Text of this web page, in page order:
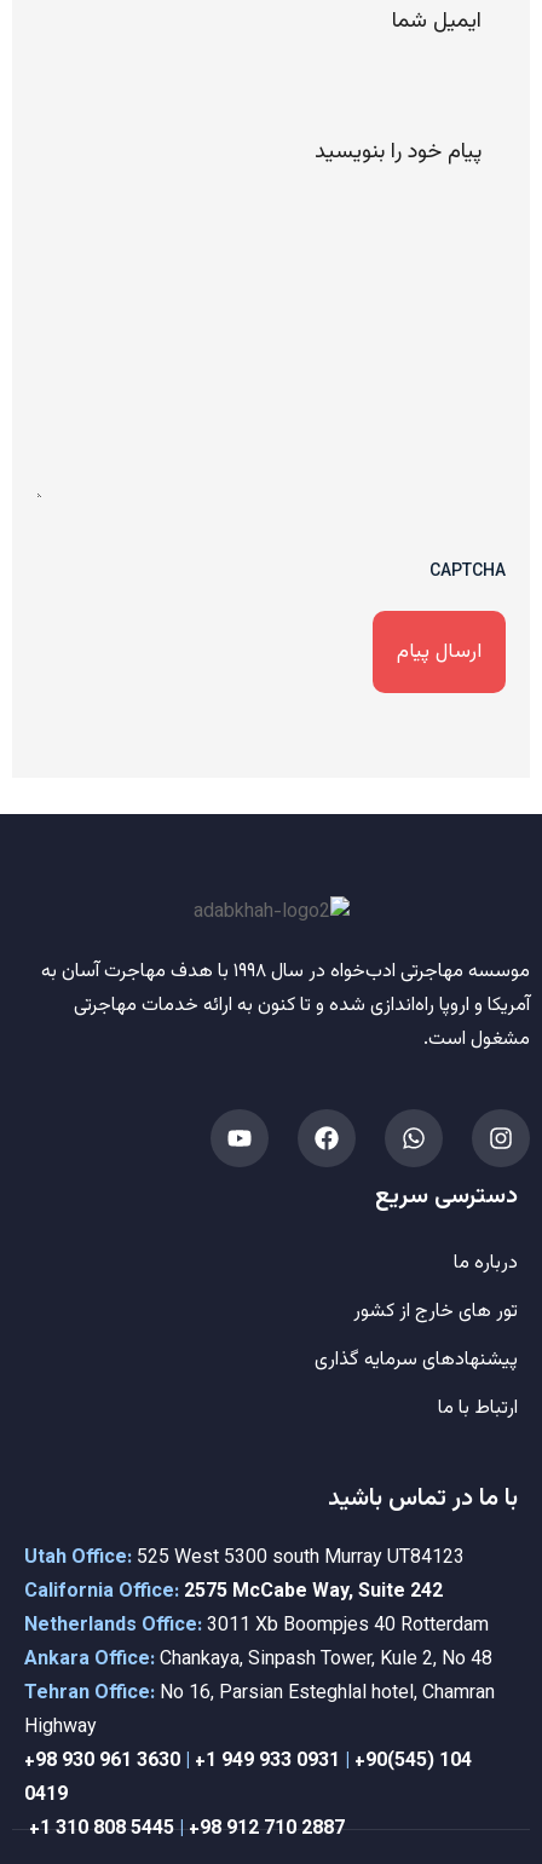
خود را
لطفا
CAPTCHA
موسسه مهاجرتی ادب‌خواه در سال
با هدف مهاجرت آسان به
آمریکا و اروپا راه‌اندازی شده و تا کنون به ارائه خدمات مهاجرتی
مشغول است.
دسترسی سریع
درباره ما
تور های خارج از کشور
پیشنهادهای سرمایه گذاری
ارتباط با ما
با ما در تماس باشید
Utah Office: 525 West 5300 south Murray UT84123
California Office: 2575 McCabe Way, Suite 242
Netherlands Office:3011 Xb Boompjes 40 Rotterdam
Ankara Office:Chankaya, Sinpash Tower, Kule 2, No 48
Tehran Office: No 16, Parsian Esteghlal hotel, Chamran
Highway
+98 930 961 3630 | +1 949 933 0931 | +90(545) 104
0419
+1 310 808 5445 | +98 912 710 2887